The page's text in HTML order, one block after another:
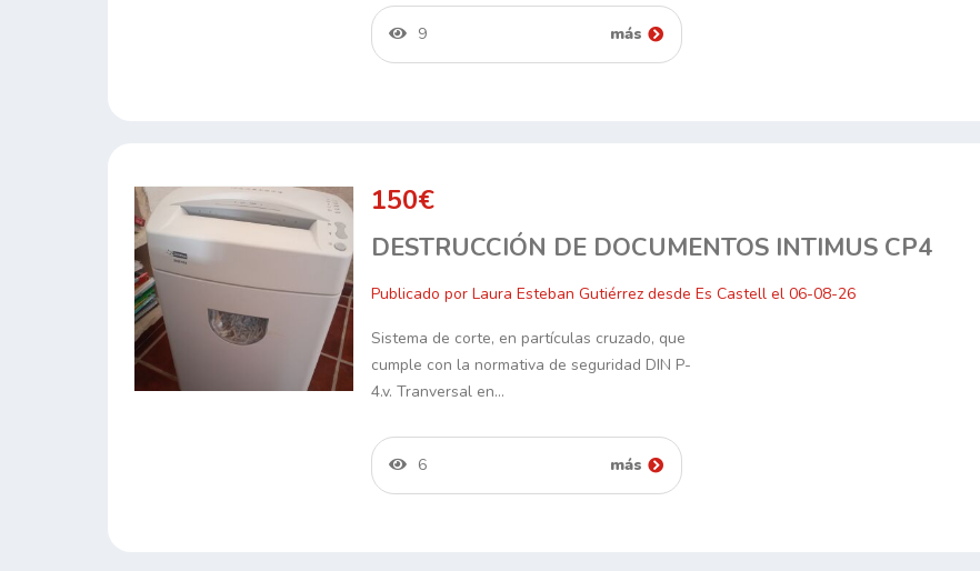
9 más
150€
DESTRUCCIÓN DE DOCUMENTOS INTIMUS CP4
Publicado por Laura Esteban Gutiérrez desde Es Castell el 06-08-26
Sistema de corte, en partículas cruzado, que
cumple con la normativa de seguridad DIN P-
4.v. Tranversal en…
6 más